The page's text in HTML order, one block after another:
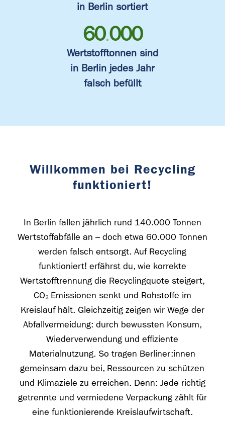
in Berlin sortiert
60.000
Wertstofftonnen sind
in Berlin jedes Jahr
falsch befüllt
Willkommen bei Recycling
funktioniert!
In Berlin fallen jährlich rund 140.000 Tonnen
Wertstoffabfälle an – doch etwa 60.000 Tonnen
werden falsch entsorgt. Auf Recycling
funktioniert! erfährst du, wie korrekte
Wertstofftrennung die Recyclingquote steigert,
CO₂-Emissionen senkt und Rohstoffe im
Kreislauf hält. Gleichzeitig zeigen wir Wege der
Abfallvermeidung: durch bewussten Konsum,
Wiederverwendung und effiziente
Materialnutzung. So tragen Berliner:innen
gemeinsam dazu bei, Ressourcen zu schützen
und Klimaziele zu erreichen. Denn: Jede richtig
getrennte und vermiedene Verpackung zählt für
eine funktionierende Kreislaufwirtschaft.